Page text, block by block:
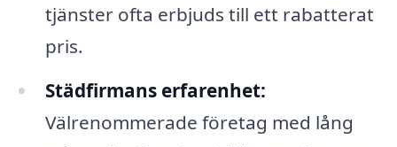
tjänster ofta erbjuds till ett rabatterat
pris.
Städfirmans erfarenhet:
Välrenommerade företag med lång